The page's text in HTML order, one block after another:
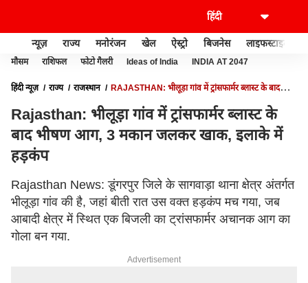
न्यूज़ राज्य मनोरंजन खेल ऐस्ट्रो बिजनेस लाइफस्टाइल
मौसम राशिफल फोटो गैलरी Ideas of India INDIA AT 2047
हिंदी न्यूज़ राज्य राजस्थान
RAJASTHAN: भीलूड़ा गांव में ट्रांसफार्मर ब्लास्ट के बाद
Rajasthan: भीलूड़ा गांव में ट्रांसफार्मर ब्लास्ट के
बाद भीषण आग, 3 मकान जलकर खाक, इलाके में
हड़कंप
Rajasthan News: डूंगरपुर जिले के सागवाड़ा थाना क्षेत्र अंतर्गत
भीलूड़ा गांव की है, जहां बीती रात उस वक्त हड़कंप मच गया, जब
आबादी क्षेत्र में स्थित एक बिजली का ट्रांसफार्मर अचानक आग का
गोला बन गया.
Advertisement